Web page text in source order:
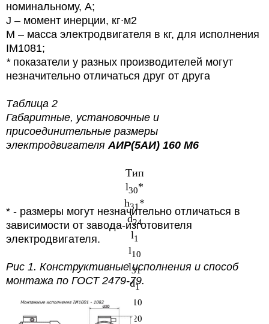
номинальному, А;
J – момент инерции, кг∙м2
М – масса электродвигателя в кг, для исполнения
IM1081;
*показатели у разных производителей могут
незначительно отличаться друг от друга
Таблица 2
Габаритные, установочные и
присоединительные размеры
электродвигателя АИР(5АИ) 160 М6
Тип
l30*
h31 *
d24
l1
l10
l31
d1
10
d20
* - размеры могут незначительно отличаться в
зависимости от завода-изготовителя
электродвигателя.
Рис 1. Конструктивные исполнения и способ
монтажа по ГОСТ 2479-79.